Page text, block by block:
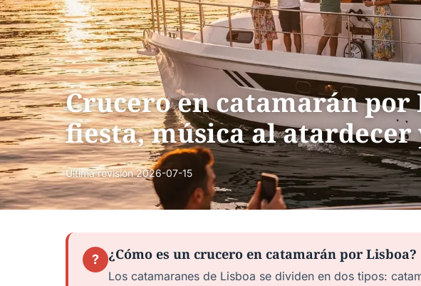
Crucero en catamarán por
fiesta, música al atardecer
Última revisión2026-07-15
? ¿Cómo es un crucero en catamarán por Lisboa?
Los catamaranes de Lisboa se dividen en dos tipos: